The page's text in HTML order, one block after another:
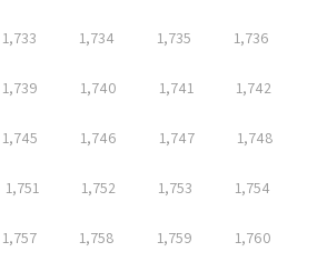
1,733 1,734 1,735 1,736
1,739 1,740 1,741 1,742
1,745 1,746 1,747 1,748
1,751 1,752 1,753 1,754
1,757 1,758 1,759 1,760